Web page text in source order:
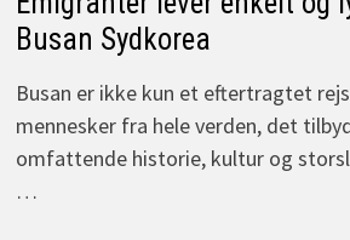
Busan Sydkorea
Busan er ikke kun et eftertragtet
mennesker fra hele verden, det
omfattende historie, kultur og
…